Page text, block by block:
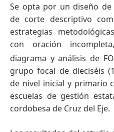
Se opta por un diseño
de corte descriptivo
estrategias
con oración
diagrama y análisis de
grupo focal de dieciséis
de nivel inicial y primario
escuelas de gestión
cordobesa de Cruz del Eje.